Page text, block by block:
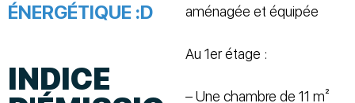
ÉNERGÉTIQUE :D
INDICE
aménagée et équipée
Au 1er étage :
– Une chambre de 11 m²